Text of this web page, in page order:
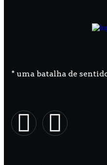
* uma batalha de